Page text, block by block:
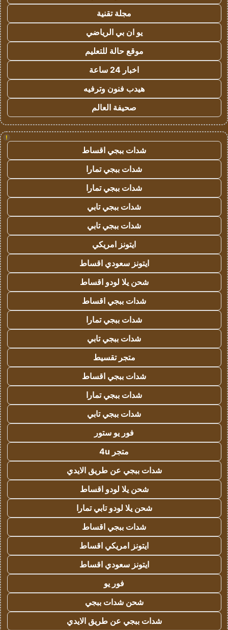
مجلة تقنية
يو ان بي الرياضي
موقع حالة للتعليم
اخبار 24 ساعة
هيدب فنون وترفيه
صحيفة العالم
!
شدات ببجي اقساط
شدات ببجي تمارا
شدات ببجي تمارا
شدات ببجي تابي
شدات ببجي تابي
ايتونز امريكي
ايتونز سعودي اقساط
شحن يلا لودو اقساط
شدات ببجي اقساط
شدات ببجي تمارا
شدات ببجي تابي
متجر تقسيط
شدات ببجي اقساط
شدات ببجي تمارا
شدات ببجي تابي
فور يو ستور
متجر 4u
شدات ببجي عن طريق الايدي
شحن يلا لودو اقساط
شحن يلا لودو تابي تمارا
شدات ببجي اقساط
ايتونز امريكي اقساط
ايتونز سعودي اقساط
فور يو
شحن شدات ببجي
شدات ببجي عن طريق الايدي